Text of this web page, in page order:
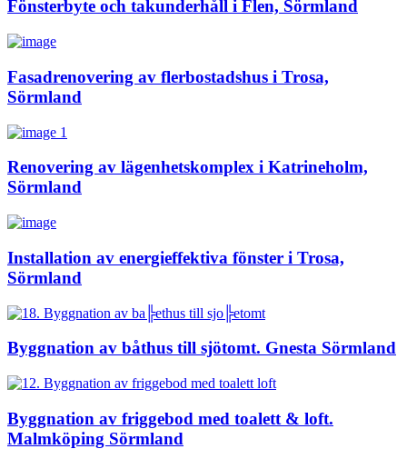
Fönsterbyte och takunderhåll i Flen, Sörmland
Fasadrenovering av flerbostadshus i Trosa,
Sörmland
Renovering av lägenhetskomplex i Katrineholm,
Sörmland
Installation av energieffektiva fönster i Trosa,
Sörmland
Byggnation av båthus till sjötomt. Gnesta Sörmland
Byggnation av friggebod med toalett & loft.
Malmköping Sörmland